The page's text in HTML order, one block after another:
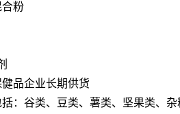
粉
品企业长期供货
：谷类、豆类、薯类、坚果类、